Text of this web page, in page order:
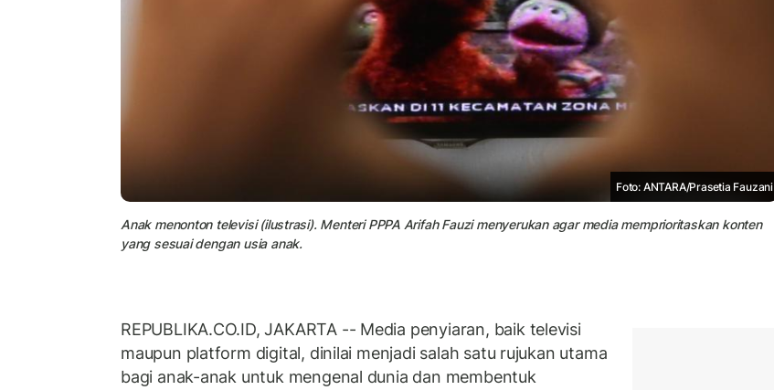
Foto: ANTARA/Prasetia Fauzani
Anak menonton televisi (ilustrasi). Menteri PPPA Arifah Fauzi menyerukan agar media memprioritaskan konten
yang sesuai dengan usia anak.
REPUBLIKA.CO.ID, JAKARTA -- Media penyiaran, baik televisi
maupun platform digital, dinilai menjadi salah satu rujukan utama
bagi anak-anak untuk mengenal dunia dan membentuk